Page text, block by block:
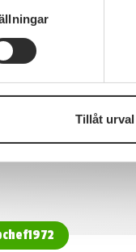
behandlas och
från cookie-
du att du är 25
Tillåt urval